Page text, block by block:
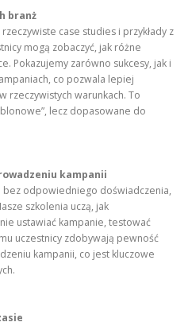
branż
case studies i przykłady z
mogą zobaczyć, jak różne
Pokazujemy zarówno sukcesy, jak i
co pozwala lepiej
rzeczywistych warunkach. To
lecz dopasowane do
kampanii
odpowiedniego doświadczenia,
szkolenia uczą, jak
ustawiać kampanie, testować
uczestnicy zdobywają pewność
kampanii, co jest kluczowe